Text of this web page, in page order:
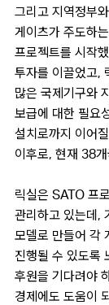
그리고 지역정부
게이츠가 주도하
프로젝트를 시작
투자를 이끌었고,
많은 국제기구와
보급에 대한 필요
설치로까지 이어
이후로, 현재 38
릭실은 SATO 프
관리하고 있는데,
모델로 만들어 각
진행될 수 있도록
후원을 기다려야
경제에도 도움이